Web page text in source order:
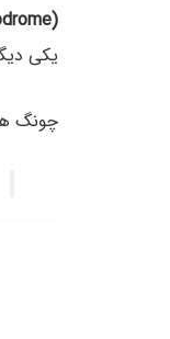
(Velodrome)
یکی دیگر از
چونگ